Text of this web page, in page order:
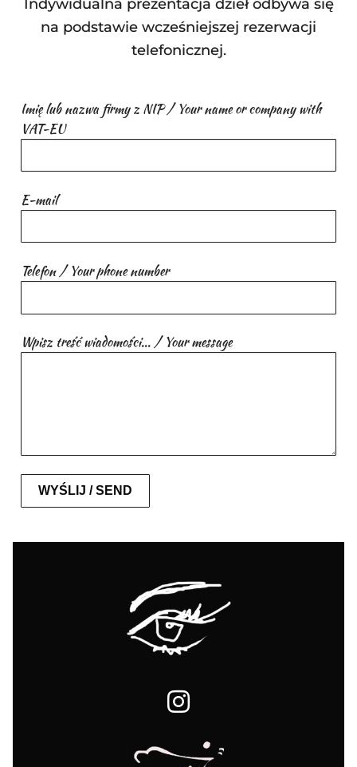
Indywidualna prezentacja dzieł odbywa się
na podstawie wcześniejszej rezerwacji
telefonicznej.
Imię lub nazwa firmy z NIP / Your name or company with
VAT-EU
E-mail
Telefon / Your phone number
Wpisz treść wiadomości... / Your message